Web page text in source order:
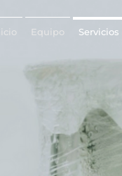
Equipo Servicios